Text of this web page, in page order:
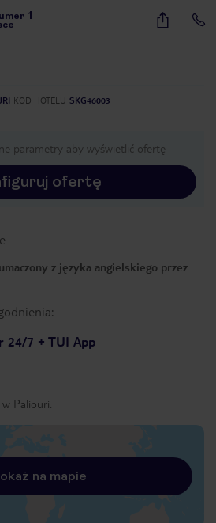
1 47
KOD HOTELU SKG46003
parametry aby wyświetlić ofertę
ofertę
z języka angielskiego przez
24/7 + TUI App
Paliouri.
na mapie